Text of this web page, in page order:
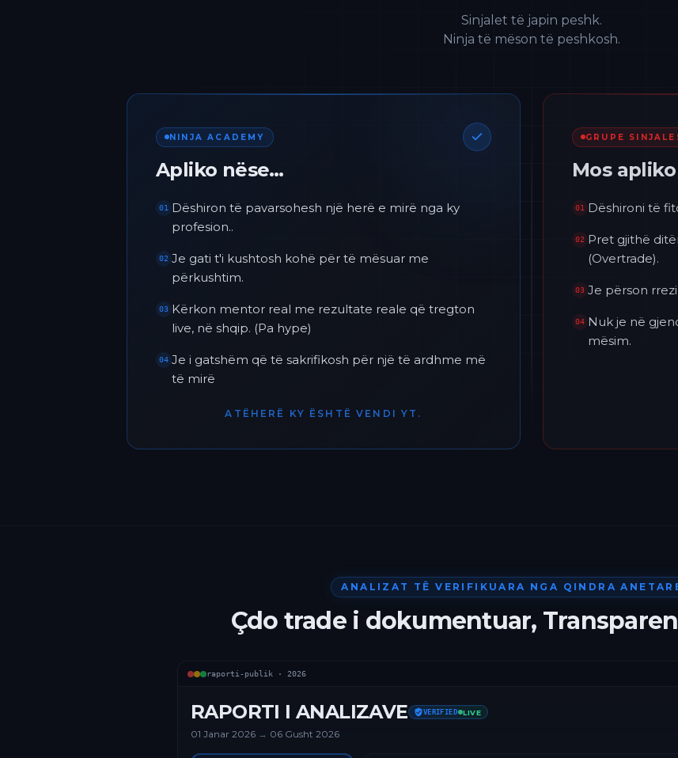
Sinjalet të japin peshk.
Ninja të mëson të peshkosh.
GRUPE
Mos
01 Dëshironi të
02 Pret gjithë
(Overtrade).
03 Je përson
04 Nuk je në
mësim.
NINJA ACADEMY
Apliko nëse…
01
Dëshiron të pavarsohesh një herë e mirë nga ky
profesion..
02 Je gati t'i kushtosh kohë për të mësuar me
përkushtim.
03 Kërkon mentor real me rezultate reale që tregton
live, në shqip. (Pa hype)
04 Je i gatshëm që të sakrifikosh për një të ardhme më
të mirë
ATËHERË KY ËSHTË VENDI YT.
ANALIZAT TË VERIFIKUARA NGA QINDRA
Çdo trade i dokumentuar,
raporti-publik · 2026
RAPORTI I ANALIZAVE VERIFIED LIVE
01 Janar 2026 → 06 Gusht 2026